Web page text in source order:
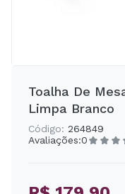
Toalha De
Limpa Branco
Código: 264849
Avaliações:0